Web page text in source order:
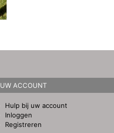
UW ACCOUNT
Hulp bij uw account
Inloggen
Registreren